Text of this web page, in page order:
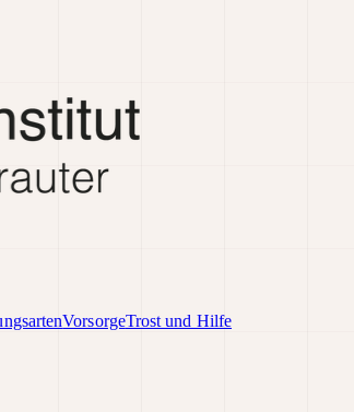
VorsorgeTrost und Hilfe